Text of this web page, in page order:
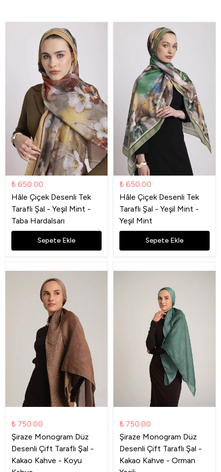
₺ 650.00
Hâle Çiçek Desenli Tek
Taraflı Şal - Yeşil Mint -
Taba Hardalsarı
Sepete Ekle
₺ 650.00
Hâle Çiçek Desenli Tek
Taraflı Şal - Yeşil Mint -
Yeşil Mint
Sepete Ekle
₺ 750.00
Şiraze Monogram Düz
Desenli Çift Taraflı Şal -
Kakao Kahve - Koyu
₺ 750.00
Şiraze Monogram Düz
Desenli Çift Taraflı Şal -
Kakao Kahve - Orman